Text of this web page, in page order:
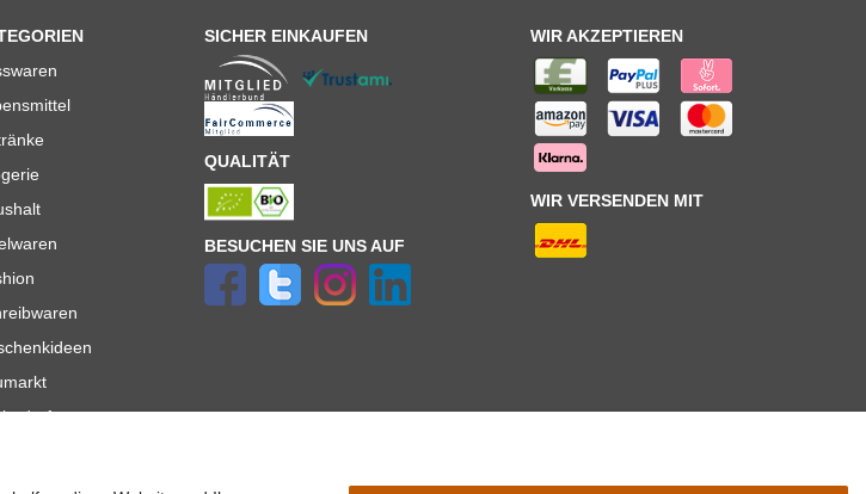
SICHER EINKAUFEN
QUALITÄT
BESUCHEN SIE UNS AUF
WIR AKZEPTIEREN
WIR VERSENDEN MIT